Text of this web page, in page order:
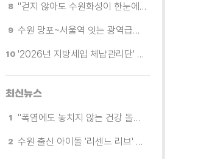
"걷지 않아도 수원화성이 한눈에"…무장애 관광버스 '수원행차' 타보니
수원 망포~서울역 잇는 광역급행버스 M5165번, 8월 3일 개통
'2026년 지방세입 체납관리단' 출범... 체납자 실태조사 본격 추진
최신뉴스
"폭염에도 놓치지 않는 건강 돌봄" 팔달구보건소 취약계층 안부 살핀다
수원 출신 아이돌 '리센느 리브' 추천! 직접 따라가 본 수원 필수 코스